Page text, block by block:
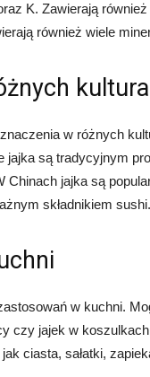
K. Zawierają
również wiele
w różnych
jajka są tradycyjnym
Chinach jajka są
składnikiem sushi.
w kuchni.
czy jajek w
ciasta, sałatki,